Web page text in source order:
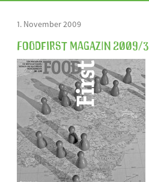
1. November 2009
FOODFirst Magazin 2009/3